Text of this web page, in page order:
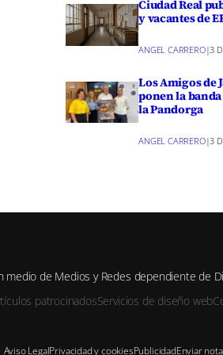
Ciudad Real
y vacantes de
ANGEL CARRERO|3
Los Amigos de
ponen la
la Pandorga
ANGEL CARRERO|3
medio de Medios y Redes dependiente de
patrocinadosServicios de diseño web
Aviso LegalPrivacidad y cookiesPublicidadEnviar